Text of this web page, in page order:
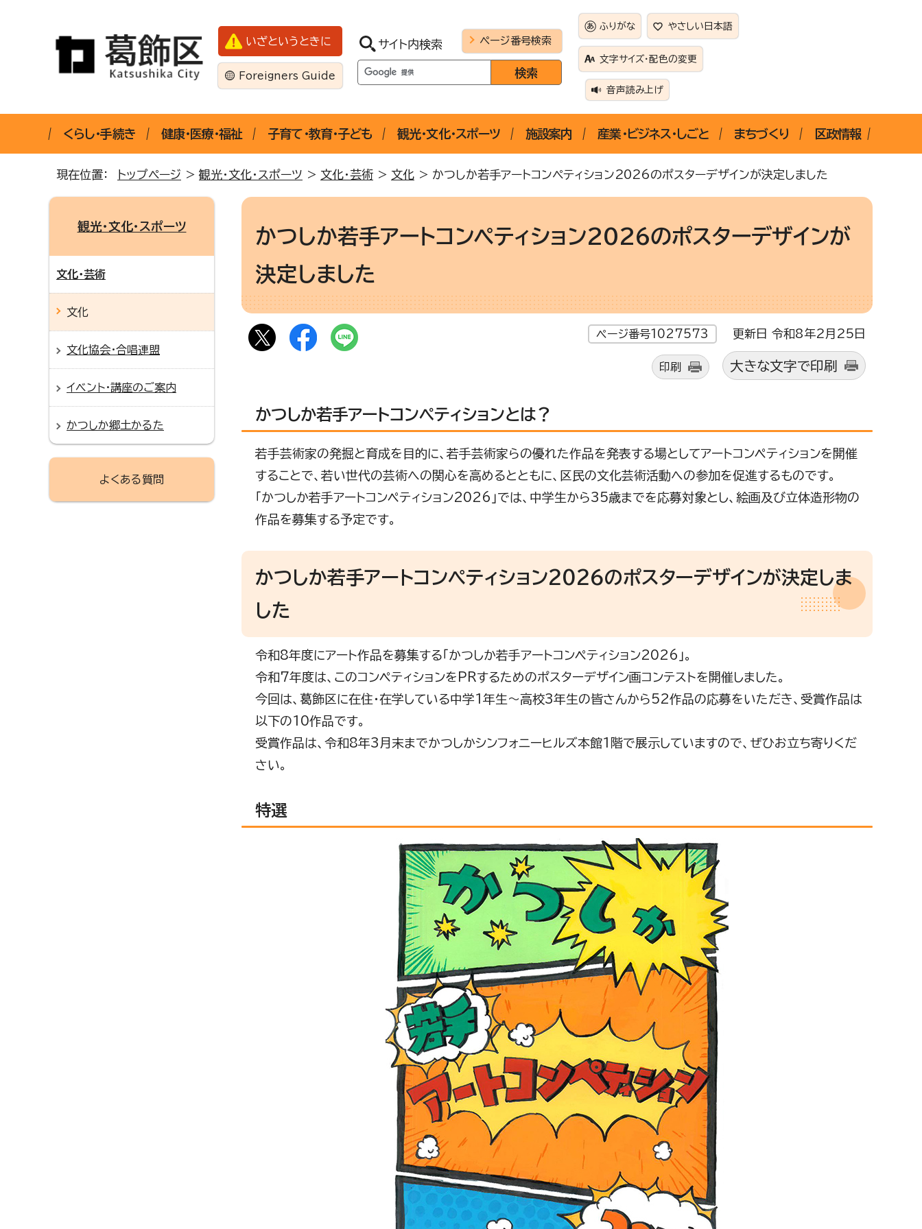
いざというときに
Foreigners Guide
サイト内検索 ページ番号検索
ふりがな やさしい日本語
文字サイズ・配色の変更
音声読み上げ
くらし・手続き 健康・医療・福祉 子育て・教育・子ども 観光・文化・スポーツ 施設案内 産業・ビジネス・しごと まちづくり 区政情報
現在位置： トップページ >観光・文化・スポーツ > 文化・芸術 > 文化 > かつしか若手アートコンペティション2026のポスターデザインが決定しました
かつしか若手アートコンペティション2026のポスターデザインが
決定しました
ページ番号1027573 更新日 令和8年2月25日
印刷 大きな文字で印刷
かつしか若手アートコンペティションとは？
若手芸術家の発掘と育成を目的に、若手芸術家らの優れた作品を発表する場としてアートコンペティションを開催
することで、若い世代の芸術への関心を高めるとともに、区民の文化芸術活動への参加を促進するものです。
「かつしか若手アートコンペティション2026」では、中学生から35歳までを応募対象とし、絵画及び立体造形物の
作品を募集する予定です。
かつしか若手アートコンペティション2026のポスターデザインが決定しま
した
令和8年度にアート作品を募集する「かつしか若手アートコンペティション2026」。
令和7年度は、このコンペティションをPRするためのポスターデザイン画コンテストを開催しました。
今回は、葛飾区に在住・在学している中学1年生～高校3年生の皆さんから52作品の応募をいただき、受賞作品は
以下の10作品です。
受賞作品は、令和8年3月末までかつしかシンフォニーヒルズ本館1階で展示していますので、ぜひお立ち寄りくだ
さい。
特選
観光・文化・スポーツ
文化・芸術
文化
文化協会・合唱連盟
イベント・講座のご案内
かつしか郷土かるた
よくある質問